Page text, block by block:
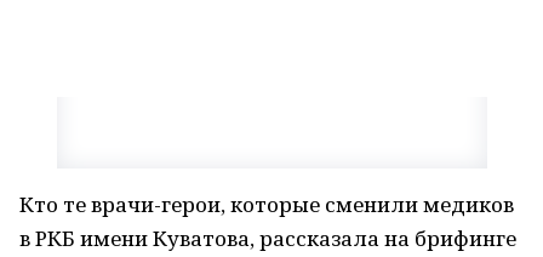
Кто те врачи-герои, которые сменили медиков
в РКБ имени Куватова, рассказала на брифинге